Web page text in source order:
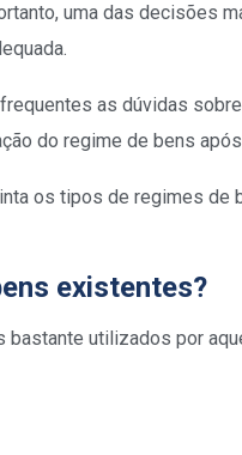
uma das decisões
as dúvidas sobre
do regime de bens
os tipos de regimes
existentes?
bastante utilizados por